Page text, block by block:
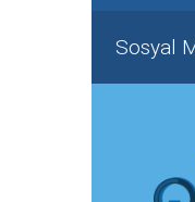
Sosyal